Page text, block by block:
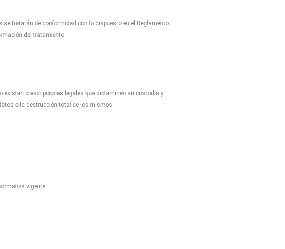
tratarán de conformidad con lo dispuesto en el Reglamento
del tratamiento:
existan prescripciones legales que dictaminen su custodia y
o la destrucción total de los mismos.
vigente.